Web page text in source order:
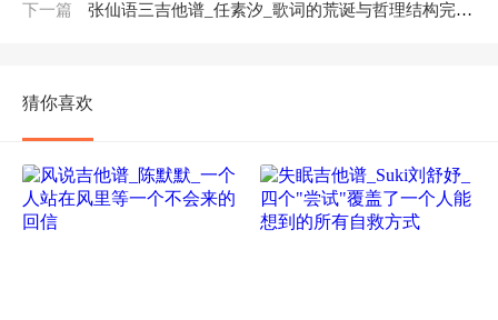
下一篇
张仙语三吉他谱_任素汐_歌词的荒诞与哲理结构完全咬合
猜你喜欢